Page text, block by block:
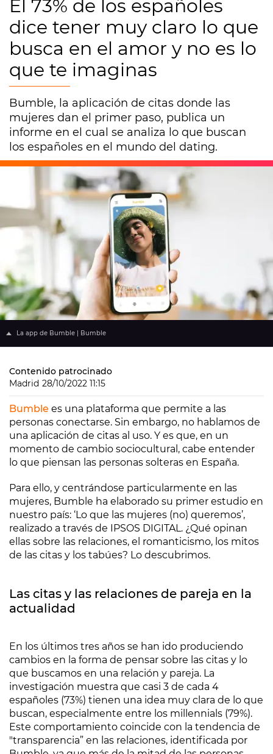
El 73% de los españoles
dice tener muy claro lo que
busca en el amor y no es lo
que te imaginas
Bumble, la aplicación de citas donde las
mujeres dan el primer paso, publica un
informe en el cual se analiza lo que buscan
los españoles en el mundo del dating.
La app de Bumble | Bumble
Contenido patrocinado
Madrid 28/10/2022 11:15
Bumble es una plataforma que permite a las
personas conectarse. Sin embargo, no hablamos de
una aplicación de citas al uso. Y es que, en un
momento de cambio sociocultural, cabe entender
lo que piensan las personas solteras en España.
Para ello, y centrándose particularmente en las
mujeres, Bumble ha elaborado su primer estudio en
nuestro país: ‘Lo que las mujeres (no) queremos’,
realizado a través de IPSOS DIGITAL. ¿Qué opinan
ellas sobre las relaciones, el romanticismo, los mitos
de las citas y los tabúes? Lo descubrimos.
Las citas y las relaciones de pareja en la
actualidad
En los últimos tres años se han ido produciendo
cambios en la forma de pensar sobre las citas y lo
que buscamos en una relación y pareja. La
investigación muestra que casi 3 de cada 4
españoles (73%) tienen una idea muy clara de lo que
buscan, especialmente entre los millennials (79%).
Este comportamiento coincide con la tendencia de
"transparencia” en las relaciones, identificada por